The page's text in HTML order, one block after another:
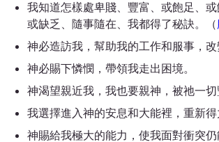
我知道怎樣處卑賤、豐富、或飽足、或
或缺乏、隨事隨在、我都得了秘訣。（
神必造訪我，幫助我的工作和服事，改
神必賜下憐憫，帶領我走出困境。
神渴望親近我，我也要親神，被祂一切
我選擇進入神的安息和大能裡，重新得
神賜給我極大的能力，使我面對衝突